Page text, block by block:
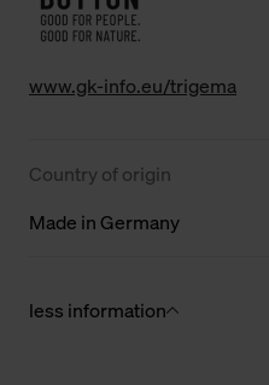
www.gk-info.eu/trigema
Country of origin
Made in Germany
less information